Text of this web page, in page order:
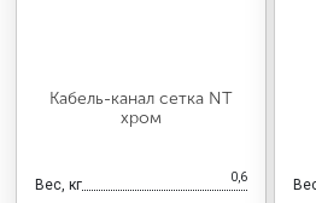
Кабель-канал сетка NT
хром
Вес, кг 0,6